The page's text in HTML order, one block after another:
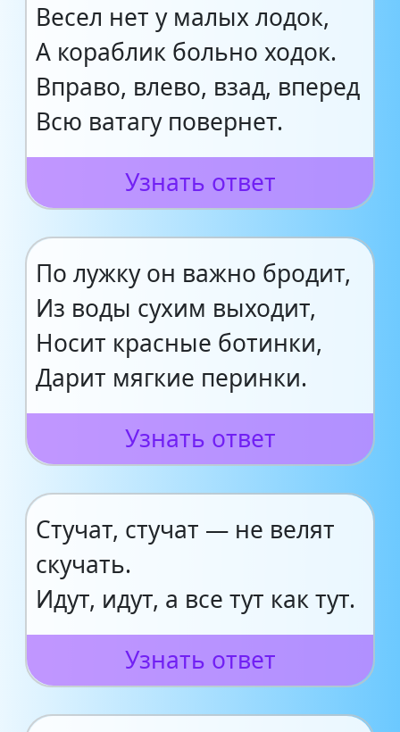
Весел нет у малых лодок,
А кораблик больно ходок.
Вправо, влево, взад, вперед
Всю ватагу повернет.
Узнать ответ
По лужку он важно бродит,
Из воды сухим выходит,
Носит красные ботинки,
Дарит мягкие перинки.
Узнать ответ
Стучат, стучат — не велят
скучать.
Идут, идут, а все тут как тут.
Узнать ответ